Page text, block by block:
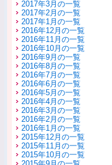
2017年3月の一覧
2017年2月の一覧
2017年1月の一覧
2016年12月の一覧
2016年11月の一覧
2016年10月の一覧
2016年9月の一覧
2016年8月の一覧
2016年7月の一覧
2016年6月の一覧
2016年5月の一覧
2016年4月の一覧
2016年3月の一覧
2016年2月の一覧
2016年1月の一覧
2015年12月の一覧
2015年11月の一覧
2015年10月の一覧